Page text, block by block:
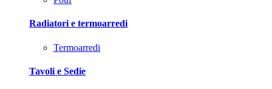
Radiatori e termoarredi
Termoarredi
Tavoli e Sedie